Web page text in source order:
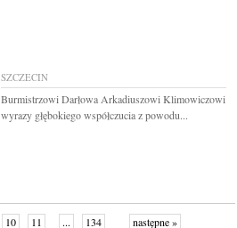
SZCZECIN
Burmistrzowi Darłowa Arkadiuszowi Klimowiczowi
wyrazy głębokiego współczucia z powodu...
10 11 ... 134 następne »